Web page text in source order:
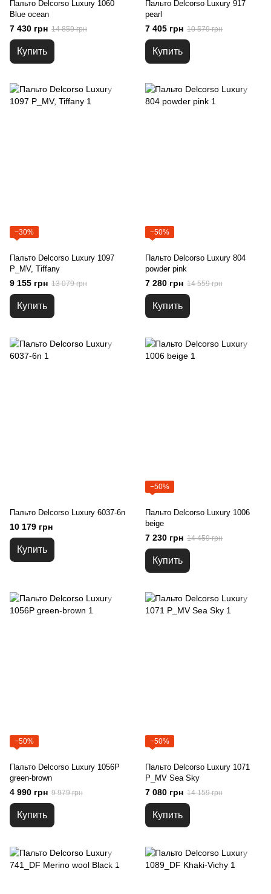
Пальто Delcorso Luxury 1060
Blue ocean
7 430 грн 14 859 грн
Купить
Пальто Delcorso Luxury 917
pearl
7 405 грн 10 579 грн
Купить
−30%
Пальто Delcorso Luxury 1097
P_MV, Tiffany
9 155 грн 13 079 грн
Купить
−50%
Пальто Delcorso Luxury 804
powder pink
7 280 грн 14 559 грн
Купить
Пальто Delcorso Luxury 6037-6n
10 179 грн
Купить
−50%
Пальто Delcorso Luxury 1006
beige
7 230 грн 14 459 грн
Купить
−50%
Пальто Delcorso Luxury 1056P
green-brown
4 990 грн 9 979 грн
Купить
−50%
Пальто Delcorso Luxury 1071
P_MV Sea Sky
7 080 грн 14 159 грн
Купить